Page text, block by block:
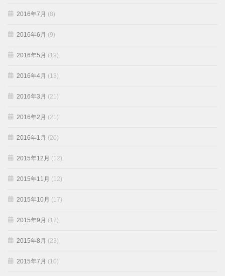
2016年7月 (8)
2016年6月 (9)
2016年5月 (19)
2016年4月 (13)
2016年3月 (21)
2016年2月 (21)
2016年1月 (20)
2015年12月 (12)
2015年11月 (12)
2015年10月 (17)
2015年9月 (17)
2015年8月 (23)
2015年7月 (10)